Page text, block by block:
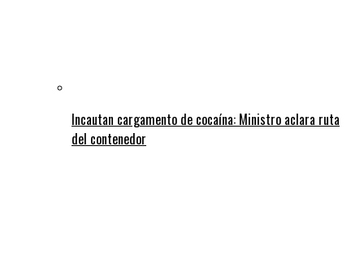
Incautan cargamento de cocaína: Ministro aclara ruta
del contenedor